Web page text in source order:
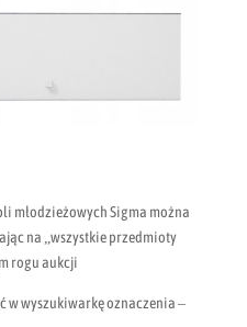
młodzieżowych Sigma można
na „wszystkie przedmioty
rogu aukcji
w wyszukiwarkę oznaczenia –